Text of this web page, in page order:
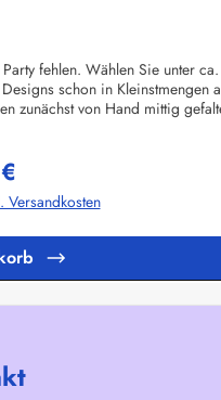
fehlen. Wählen Sie unter
schon in
von Hand mittig
Hygienestandard. Vor
Inh. Eda Binikowski
Preis:
Versandkosten